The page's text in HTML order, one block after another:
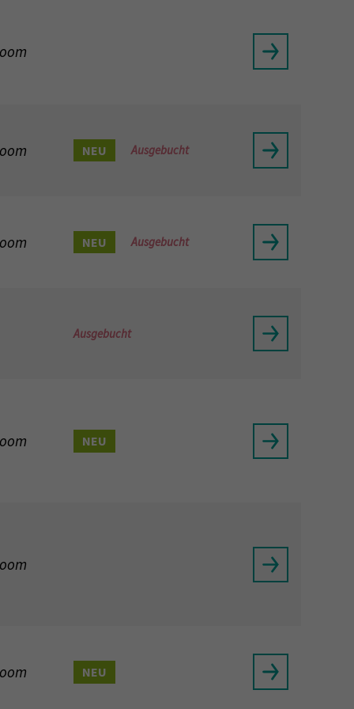
NEU Ausgebucht
NEU Ausgebucht
Ausgebucht
NEU
NEU